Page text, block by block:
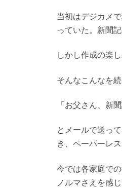
当初はデジカメ
っていた。新聞
しかし作成の楽
そんなこんなを
「お父さん、新
とメールで送っ
き、ペーパーレ
今では各家庭で
ノルマさえを感